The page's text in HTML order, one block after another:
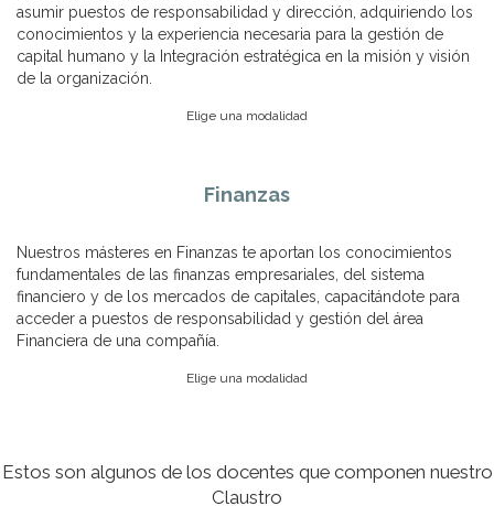
asumir puestos de responsabilidad y dirección, adquiriendo los
conocimientos y la experiencia necesaria para la gestión de
capital humano y la Integración estratégica en la misión y visión
de la organización.
Elige una modalidad
Finanzas
Nuestros másteres en Finanzas te aportan los conocimientos
fundamentales de las finanzas empresariales, del sistema
financiero y de los mercados de capitales, capacitándote para
acceder a puestos de responsabilidad y gestión del área
Financiera de una compañía.
Elige una modalidad
Estos son algunos de los docentes que componen nuestro
Claustro